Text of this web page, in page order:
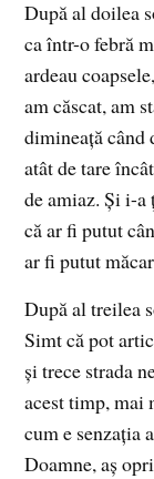
După al doilea
ca într-o febră
ardeau
am căscat, am
dimineață când
atât de tare
de amiaz. Și i-
că ar fi putut
ar fi putut
După al treilea
Simt că pot
și trece strada
acest timp, mai
cum e senzația
Doamne, aș